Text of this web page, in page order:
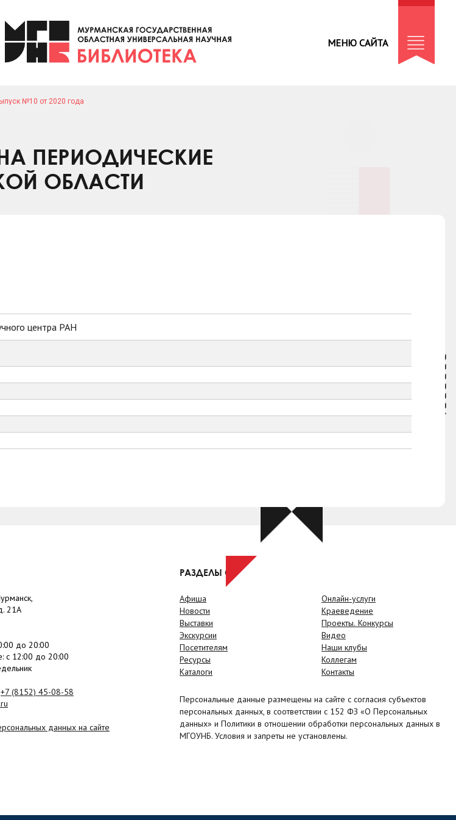
МЕНЮ САЙТА
№10 от 2020 года
ПЕРИОДИЧЕСКИЕ
ОБЛАСТИ
центра РАН
21А
до 20:00
: c 12:00 до 20:00
+7 (8152) 45-08-58
данных на сайте
РАЗДЕЛЫ САЙТА
Афиша
Новости
Выставки
Экскурсии
Посетителям
Ресурсы
Каталоги
Онлайн-услуги
Краеведение
Проекты. Конкурсы
Видео
Наши клубы
Коллегам
Контакты
Персональные данные размещены на сайте с согласия субъектов
персональных данных, в соответствии с 152 ФЗ «О Персональных
данных» и Политики в отношении обработки персональных данных в
МГОУНБ. Условия и запреты не установлены.